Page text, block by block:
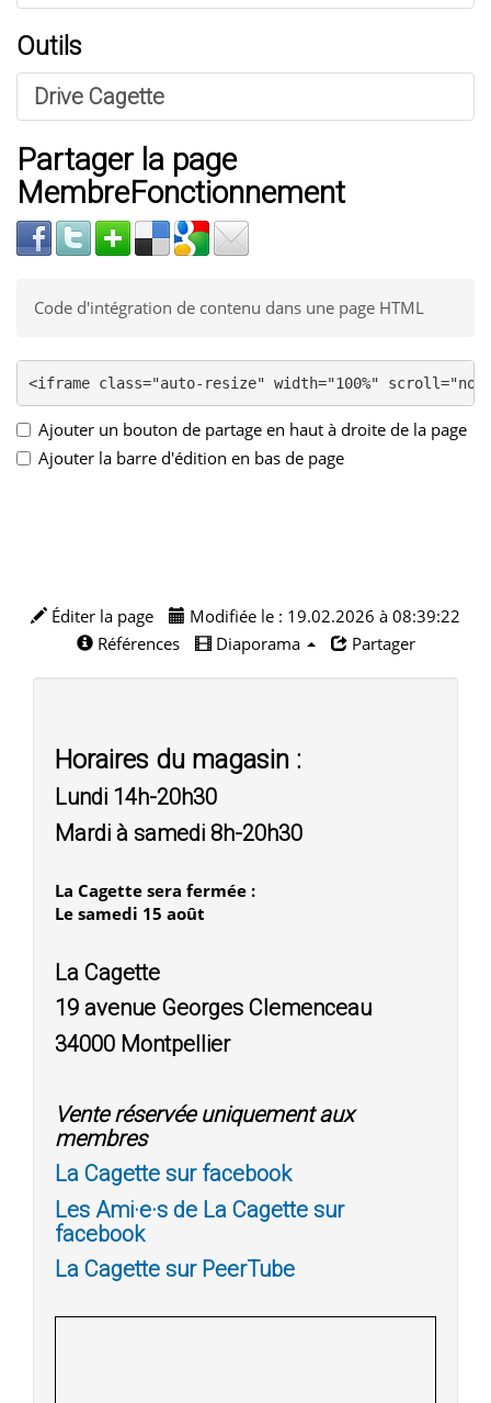
Outils
Drive Cagette
Partager la page
MembreFonctionnement
Code d'intégration de contenu dans une page HTML
Ajouter un bouton de partage en haut à droite de la page
Ajouter la barre d'édition en bas de page
Éditer la page
Modifiée le : 19.02.2026 à 08:39:22
Références
Diaporama Partager
Horaires du magasin :
Lundi 14h-20h30
Mardi à samedi 8h-20h30
La Cagette sera fermée :
Le samedi 15 août
La Cagette
19 avenue Georges Clemenceau
34000 Montpellier
Vente réservée uniquement aux
membres
La Cagette sur facebook
Les Ami·e·s de La Cagette sur
facebook
La Cagette sur PeerTube